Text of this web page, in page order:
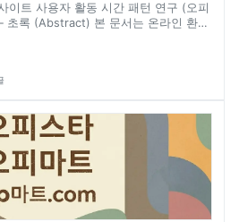
이트 사용자 활동 시간 패턴 연구 (오피
본 문서는 온라인 환경
이용 시간대 패턴을 분석한다. 대표적
**오피스타(Opstar)**와 오피가이드
용자들이 어떤 시간대에 정보 탐색 활
서는 사용자 활
통계는 공개되지 않는 경우가 많기 때
제로 한다. 1. 온라인 플랫폼